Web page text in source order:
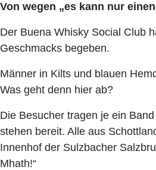
Von wegen „es kann nur
Der Buena Whisky Social Club
Geschmacks begeben.
Männer in Kilts und blauen
Was geht denn hier ab?
Die Besucher tragen je ein
stehen bereit. Alle aus
Innenhof der Sulzbacher
Mhath!“